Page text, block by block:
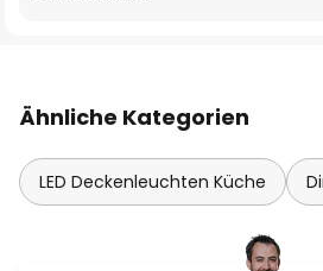
Ähnliche Kategorien
LED Deckenleuchten Küche